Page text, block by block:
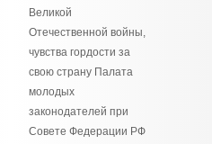
Великой
Отечественной войны,
чувства гордости за
свою страну Палата
молодых
законодателей при
Совете Федерации РФ